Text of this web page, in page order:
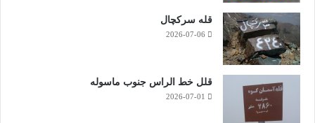
قله سرکچال
2026-07-06
قلل خط الراس جنوب ماسوله
2026-07-01